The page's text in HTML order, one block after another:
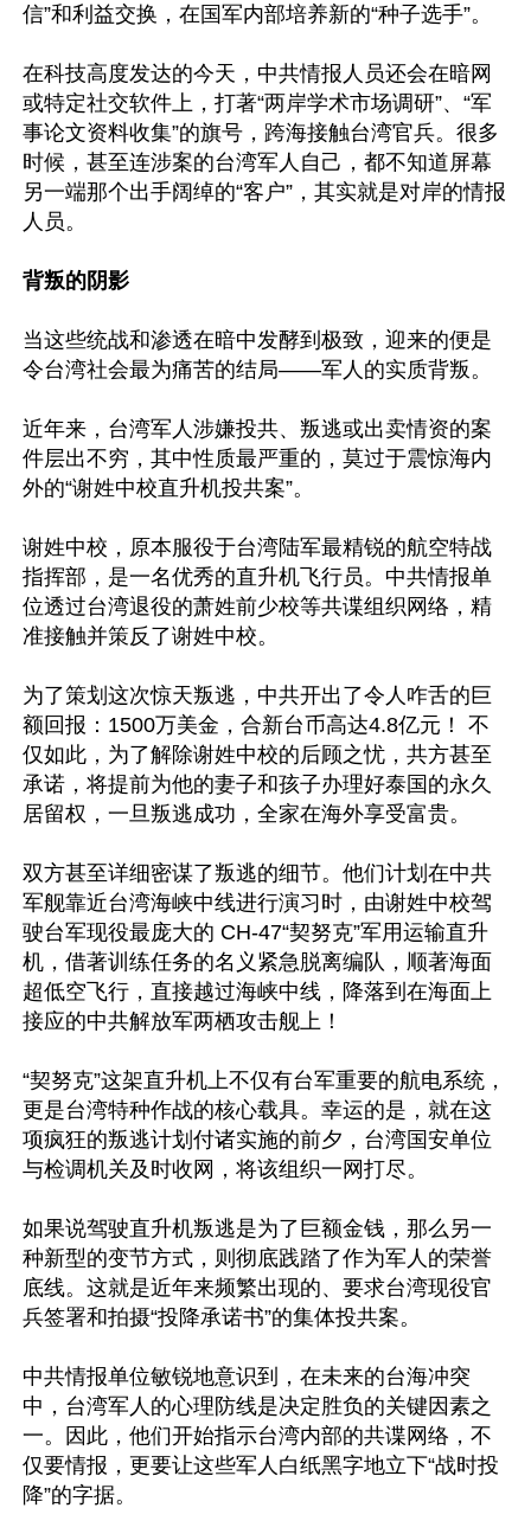
信”和利益交换，在国军内部培养新的“种子选手”。
在科技高度发达的今天，中共情报人员还会在暗网
或特定社交软件上，打著“两岸学术市场调研”、“军
事论文资料收集”的旗号，跨海接触台湾官兵。很多
时候，甚至连涉案的台湾军人自己，都不知道屏幕
另一端那个出手阔绰的“客户”，其实就是对岸的情报
人员。
背叛的阴影
当这些统战和渗透在暗中发酵到极致，迎来的便是
令台湾社会最为痛苦的结局——军人的实质背叛。
近年来，台湾军人涉嫌投共、叛逃或出卖情资的案
件层出不穷，其中性质最严重的，莫过于震惊海内
外的“谢姓中校直升机投共案”。
谢姓中校，原本服役于台湾陆军最精锐的航空特战
指挥部，是一名优秀的直升机飞行员。中共情报单
位透过台湾退役的萧姓前少校等共谍组织网络，精
准接触并策反了谢姓中校。
为了策划这次惊天叛逃，中共开出了令人咋舌的巨
额回报：1500万美金，合新台币高达4.8亿元！ 不
仅如此，为了解除谢姓中校的后顾之忧，共方甚至
承诺，将提前为他的妻子和孩子办理好泰国的永久
居留权，一旦叛逃成功，全家在海外享受富贵。
双方甚至详细密谋了叛逃的细节。他们计划在中共
军舰靠近台湾海峡中线进行演习时，由谢姓中校驾
驶台军现役最庞大的 CH-47“契努克”军用运输直升
机，借著训练任务的名义紧急脱离编队，顺著海面
超低空飞行，直接越过海峡中线，降落到在海面上
接应的中共解放军两栖攻击舰上！
“契努克”这架直升机上不仅有台军重要的航电系统，
更是台湾特种作战的核心载具。幸运的是，就在这
项疯狂的叛逃计划付诸实施的前夕，台湾国安单位
与检调机关及时收网，将该组织一网打尽。
如果说驾驶直升机叛逃是为了巨额金钱，那么另一
种新型的变节方式，则彻底践踏了作为军人的荣誉
底线。这就是近年来频繁出现的、要求台湾现役官
兵签署和拍摄“投降承诺书”的集体投共案。
中共情报单位敏锐地意识到，在未来的台海冲突
中，台湾军人的心理防线是决定胜负的关键因素之
一。因此，他们开始指示台湾内部的共谍网络，不
仅要情报，更要让这些军人白纸黑字地立下“战时投
降”的字据。